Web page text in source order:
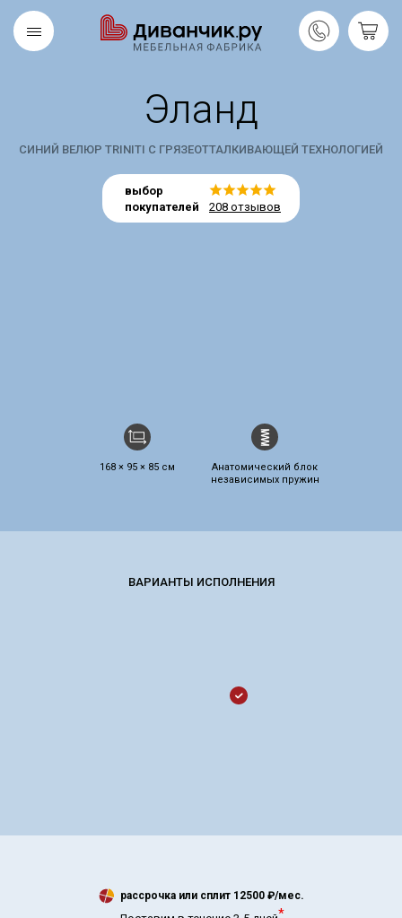
Эланд
СИНИЙ ВЕЛЮР TRINITI С ГРЯЗЕОТТАЛКИВАЮЩЕЙ ТЕХНОЛОГИЕЙ
выбор
покупателей
208 отзывов
168 × 95 × 85 см
Анатомический блок
независимых пружин
рассрочка или сплит 12500 ₽/мес.
*
Скандинавская
коллекция